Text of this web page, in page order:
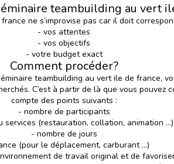
teambuilding au vert
ne s’improvise pas car il doit
- vos attentes
- vos objectifs
- votre budget exact
Comment procéder?
teambuilding au vert ile de france,
C’est à partir de là que vous pouvez
compte des points suivants :
- nombre de participants
services (restauration, collation, animation …)
- nombre de jours
(pour le déplacement, carburant …)
de travail original et de